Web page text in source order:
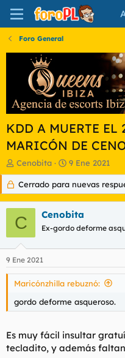
Foro General
KDD A MUERTE EL
MARICÓN DE
I
n
c
i
a
d
o
r
d
e
l
e
Cenobita
F
e
c
h
d
e
n
c
i
9 Ene 2021
Cerrado para nuevas
C Cenobita
Ex-gordo deforme
9 Ene 2021
Maricónzhilla rebuznó:
gordo deforme asqueroso.
Es muy fácil insultar
tecladito, y además